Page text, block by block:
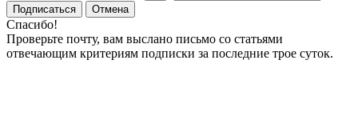
Подписаться
Отмена
Спасибо!
Проверьте почту, вам выслано письмо со статьями
отвечающим критериям подписки за последние трое суток.